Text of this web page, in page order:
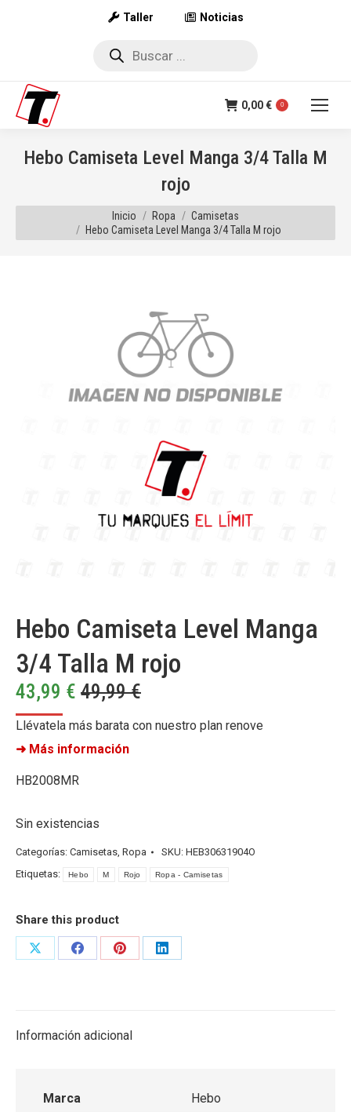
Taller Noticias
Búsqueda
0,00€ 0
Hebo Camiseta Level Manga 3/4 Talla M
rojo
Estás aquí:
Inicio Ropa
Camisetas
Hebo Camiseta Level Manga 3/4 Talla M rojo
Hebo Camiseta Level Manga
3/4 Talla M rojo
43,99 € 49,99€
Llévatela más barata con nuestro plan renove
➜ Más información
HB2008MR
Sin existencias
Categorías: Camisetas, Ropa SKU: HEB30631904O
Etiquetas:
Hebo M Rojo Ropa - Camisetas
Share this product
Share
Share
Share
Share
Información adicional
Marca
Hebo